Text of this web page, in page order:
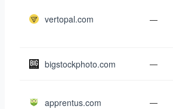
vertopal.com —
bigstockphoto.com —
apprentus.com —